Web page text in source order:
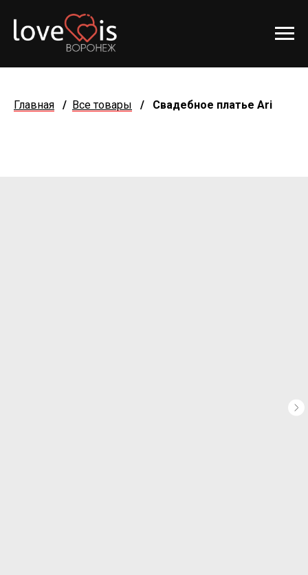
Главная / Все товары / Свадебное платье Ari